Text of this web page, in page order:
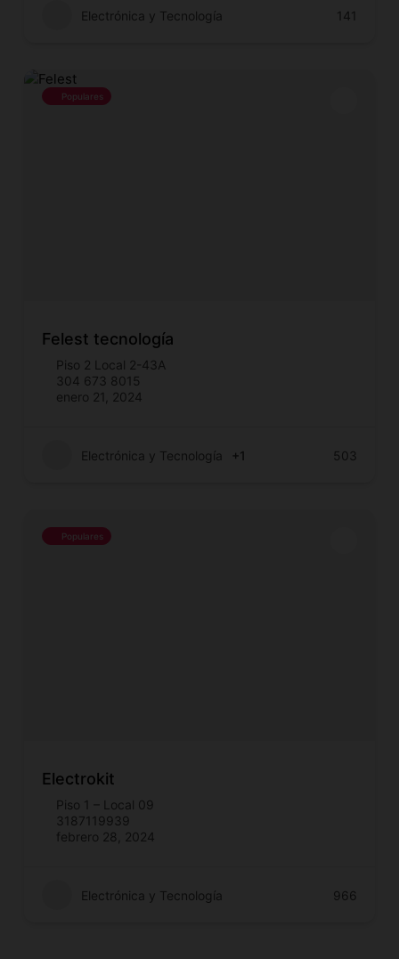
Electrónica y Tecnología 141
Populares
Felest tecnología
Piso 2 Local 2-43A
304 673 8015
enero 21, 2024
Electrónica y Tecnología +1 503
Populares
Electrokit
Piso 1 – Local 09
3187119939
febrero 28, 2024
Electrónica y Tecnología 966